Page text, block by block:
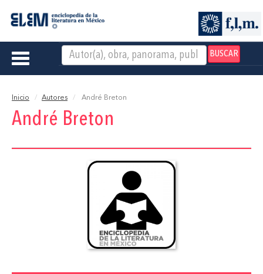
BUSCAR
Toggle
Inicio Autores André Breton
André Breton